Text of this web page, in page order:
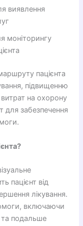
виявлення
моніторингу
пацієнта
підвищенню
витрат на охорону
для забезпечення
пацієнт від
лікування.
включаючи
та подальше